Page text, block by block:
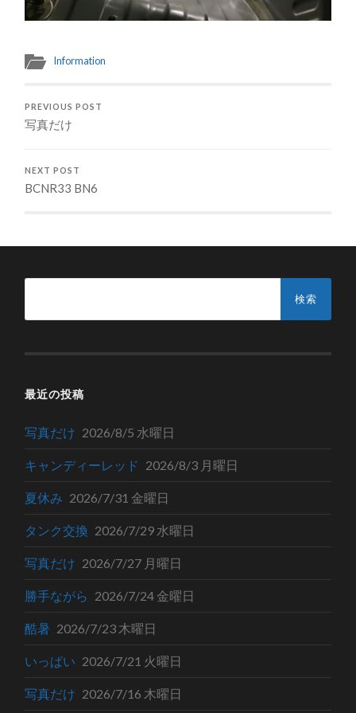
Information
PREVIOUS POST
写真だけ
NEXT POST
BCNR33 BN6
最近の投稿
写真だけ 2026/8/5 水曜日
キャンディーレッド 2026/8/3 月曜日
夏休み 2026/7/31 金曜日
タンク交換 2026/7/29 水曜日
写真だけ 2026/7/27 月曜日
勝手ながら 2026/7/24 金曜日
酷暑 2026/7/23 木曜日
いっぱい 2026/7/21 火曜日
写真だけ 2026/7/16 木曜日